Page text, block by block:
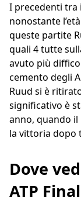
I precedenti tra
nonostante
queste partite
quali 4 tutte
avuto più
cemento degli
Ruud si è
significativo è
anno, quando
la vittoria dopo
Dove
ATP